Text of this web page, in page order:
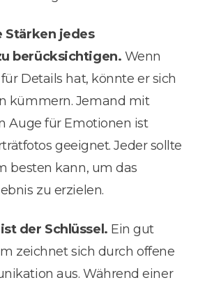
Stärken jedes
berücksichtigen. Wenn
Details hat, könnte er sich
kümmern. Jemand mit
Auge für Emotionen ist
geeignet. Jeder sollte
besten kann, um das
zu erzielen.
der Schlüssel. Ein gut
zeichnet sich durch offene
aus. Während einer